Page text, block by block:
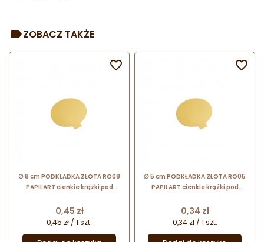
ZOBACZ TAKŻE
∅ 8 cm PODKŁADKA ZŁOTA RO08
PAPILART cienkie krążki pod
Cena
0,45 zł
0,45 zł / 1 szt.

∅ 5 cm PODKŁADKA ZŁOTA RO05
PAPILART cienkie krążki pod
Cena
0,34 zł
0,34 zł / 1 szt.
